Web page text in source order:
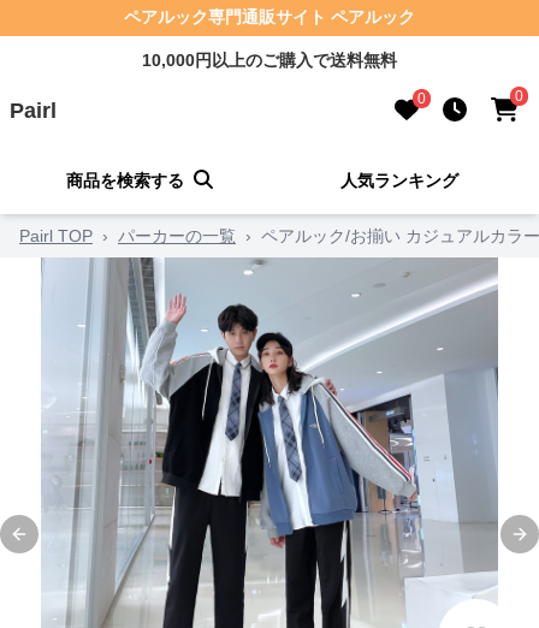
ペアルック専門通販サイト ペアルック
10,000円以上のご購入で送料無料
Pairl 0 0
商品を検索する 人気ランキング
Pairl TOP › パーカーの一覧 › ペアルック/お揃い カジュアルカラ
Previous slide